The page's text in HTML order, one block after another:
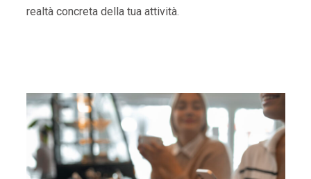
realtà concreta della tua attività.